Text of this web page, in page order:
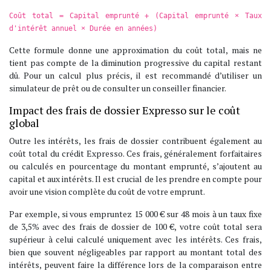
Coût total = Capital emprunté + (Capital emprunté × Taux
d'intérêt annuel × Durée en années)
Cette formule donne une approximation du coût total, mais ne
tient pas compte de la diminution progressive du capital restant
dû. Pour un calcul plus précis, il est recommandé d’utiliser un
simulateur de prêt ou de consulter un conseiller financier.
Impact des frais de dossier Expresso sur le coût
global
Outre les intérêts, les frais de dossier contribuent également au
coût total du crédit Expresso. Ces frais, généralement forfaitaires
ou calculés en pourcentage du montant emprunté, s’ajoutent au
capital et aux intérêts. Il est crucial de les prendre en compte pour
avoir une vision complète du coût de votre emprunt.
Par exemple, si vous empruntez 15 000 € sur 48 mois à un taux fixe
de 3,5% avec des frais de dossier de 100 €, votre coût total sera
supérieur à celui calculé uniquement avec les intérêts. Ces frais,
bien que souvent négligeables par rapport au montant total des
intérêts, peuvent faire la différence lors de la comparaison entre